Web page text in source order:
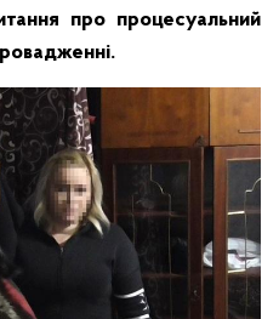
про процесуальний